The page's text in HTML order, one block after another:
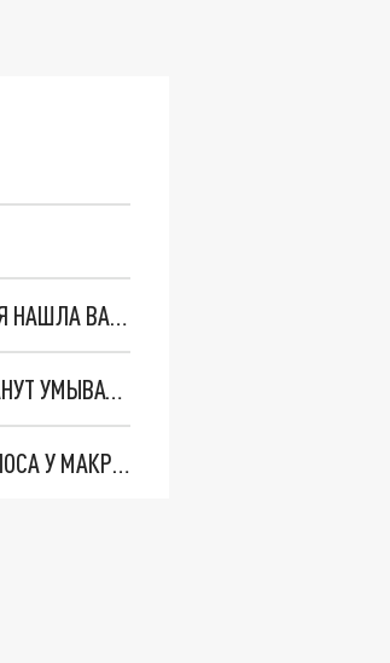
ПОКЛОНСКАЯ ОТВЕТИЛА ДЕПУТАТУ, ПРЕДЛОЖИВШЕМУ ЛИШИТЬ ЕЁ ГОСНАГРАД: "Я НАШЛА ВАМ РАБОТУ"
ЗАЯВЛЕНИЕ ГЛАВЫ МИД ФРГ БЕРБОК НЕ ОСТАВИЛО ИНОГО ВЫБОРА — НЕМЦЫ СТАНУТ УМЫВАТЬСЯ ПО-КОШАЧЬИ
МАРИН ЛЕ ПЕН "ПЕРЕОБУЛАСЬ” И ОСУДИЛА РОССИЮ НА ДЕБАТАХ — ОТБИРАЕТ ГОЛОСА У МАКРОНА ИЛИ ЕЁ КУПИЛИ?